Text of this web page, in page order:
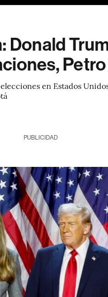
Donald
en Estados
PUBLICIDAD